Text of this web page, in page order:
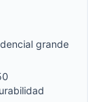
grande